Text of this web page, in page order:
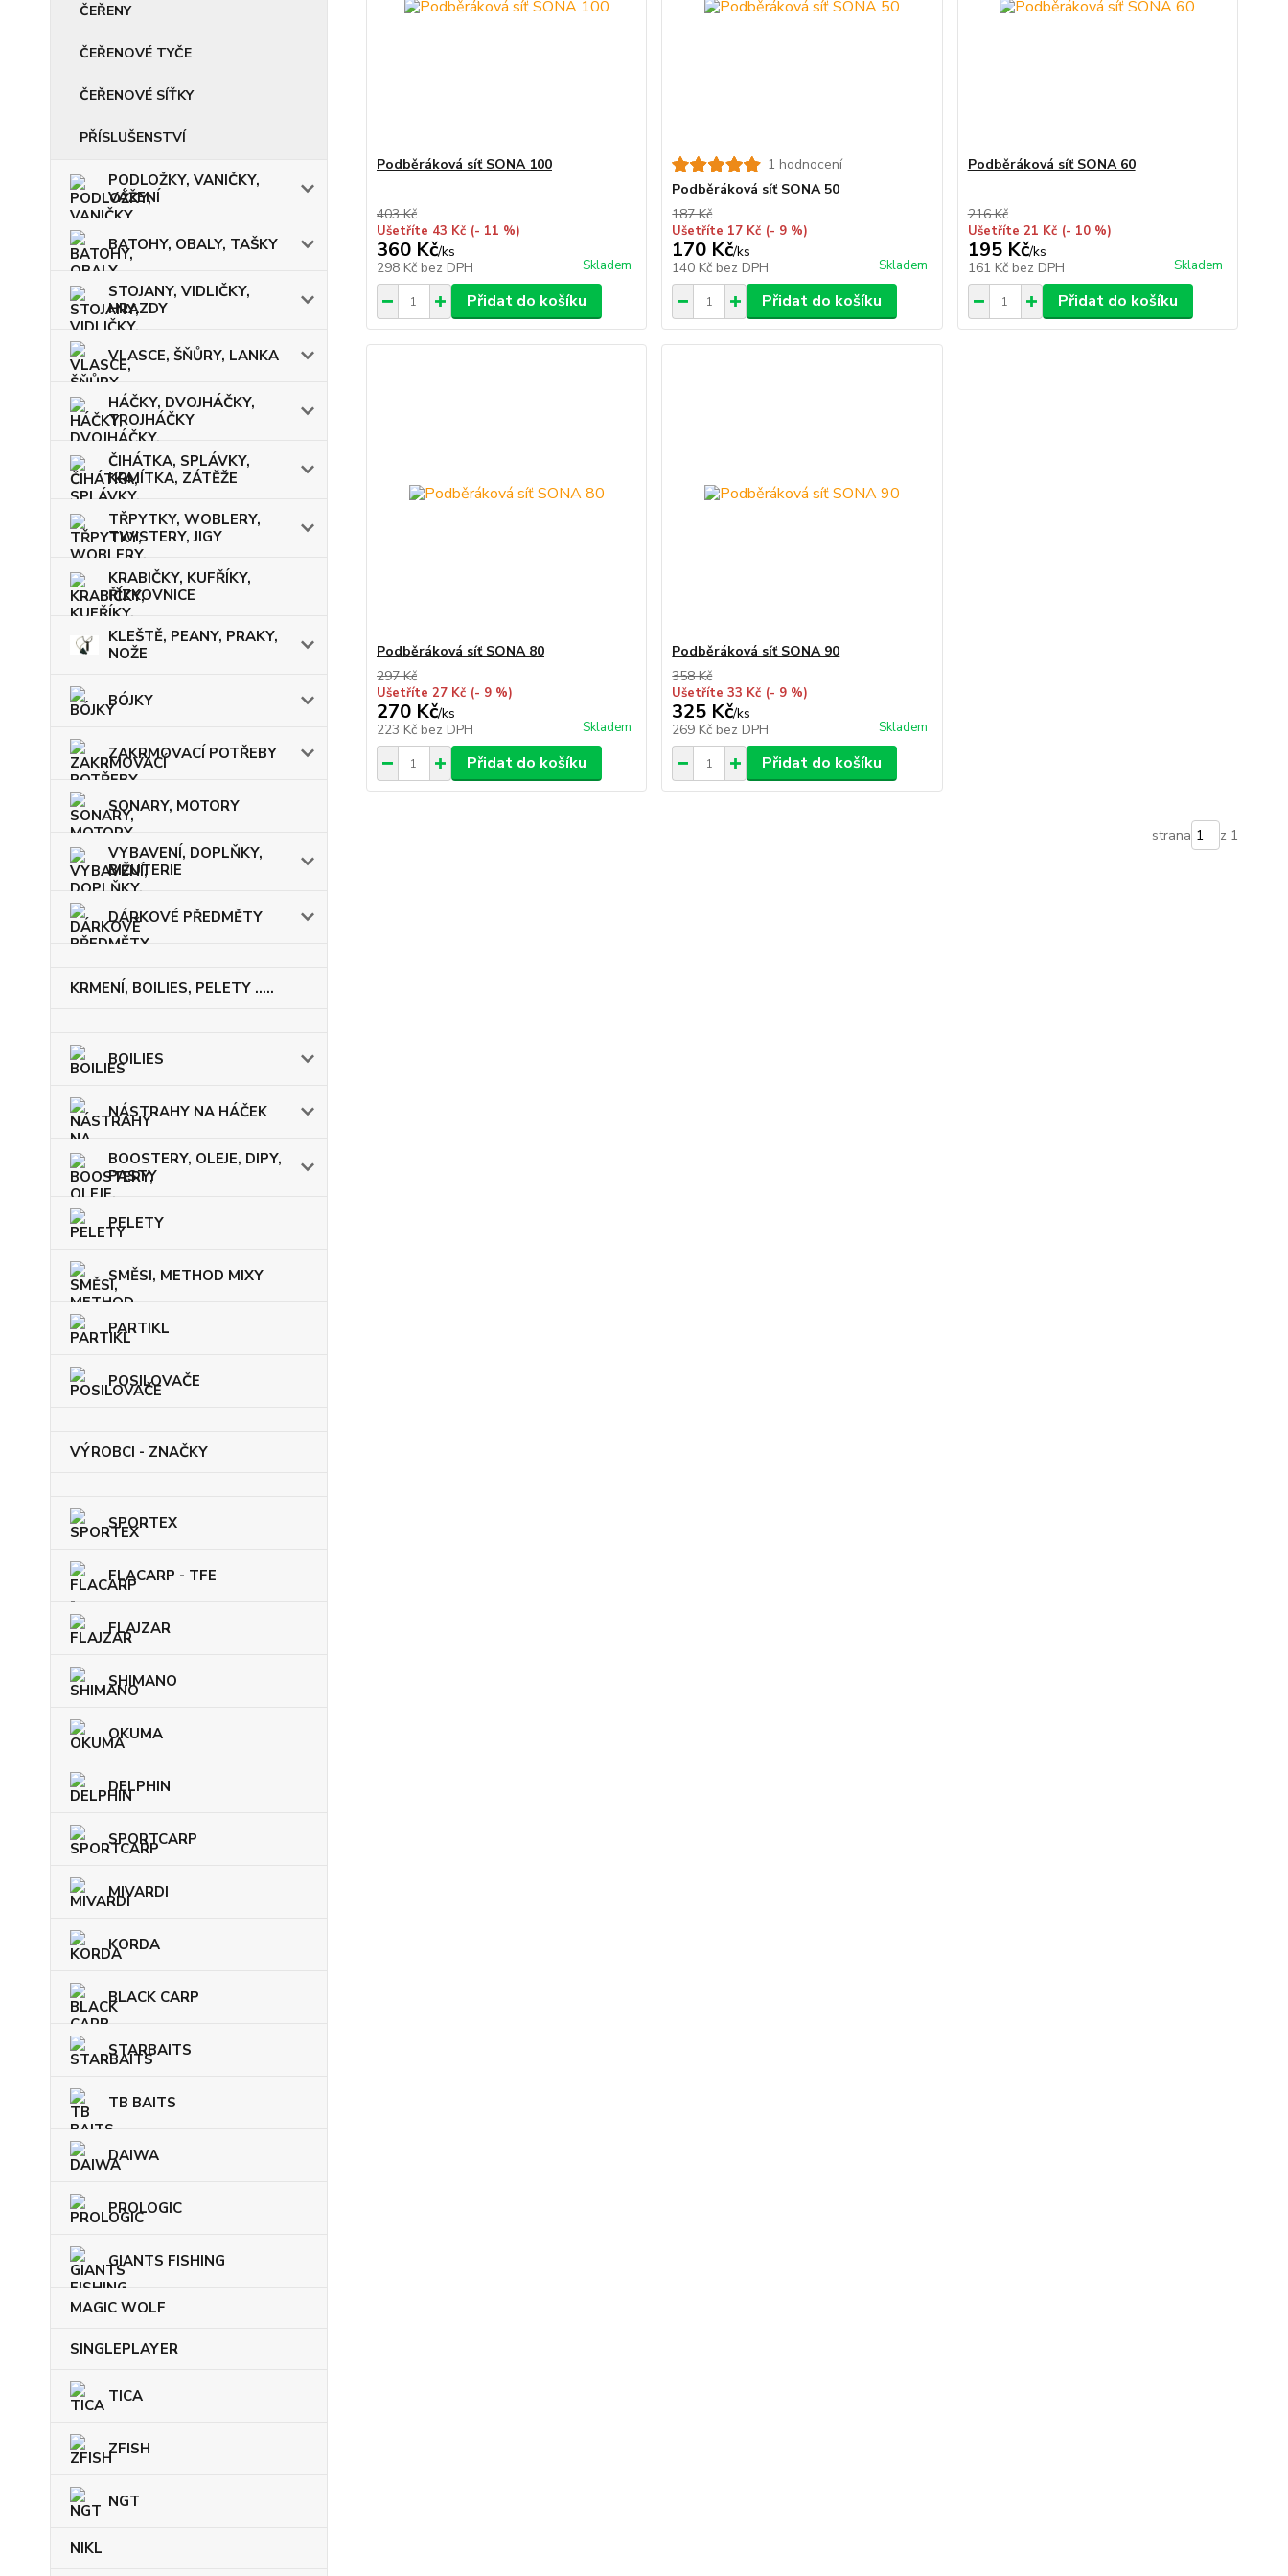
ČEŘENY
ČEŘENOVÉ TYČE
ČEŘENOVÉ SÍŤKY
PŘÍSLUŠENSTVÍ
PODLOŽKY, VANIČKY,
VÁŽENÍ
BATOHY, OBALY, TAŠKY
STOJANY, VIDLIČKY,
HRAZDY
VLASCE, ŠŇŮRY, LANKA
HÁČKY, DVOJHÁČKY,
TROJHÁČKY
ČIHÁTKA, SPLÁVKY,
KRMÍTKA, ZÁTĚŽE
TŘPYTKY, WOBLERY,
TWISTERY, JIGY
KRABIČKY, KUFŘÍKY,
ŘÍZKOVNICE
KLEŠTĚ, PEANY, PRAKY,
NOŽE
BÓJKY
ZAKRMOVACÍ POTŘEBY
SONARY, MOTORY
VYBAVENÍ, DOPLŇKY,
BIŽUTERIE
DÁRKOVÉ PŘEDMĚTY
KRMENÍ, BOILIES, PELETY .....
BOILIES
NÁSTRAHY NA HÁČEK
BOOSTERY, OLEJE, DIPY,
PASTY
PELETY
SMĚSI, METHOD MIXY
PARTIKL
POSILOVAČE
VÝROBCI - ZNAČKY
SPORTEX
FLACARP - TFE
FLAJZAR
SHIMANO
OKUMA
DELPHIN
SPORTCARP
MIVARDI
KORDA
BLACK CARP
STARBAITS
TB BAITS
DAIWA
PROLOGIC
GIANTS FISHING
MAGIC WOLF
SINGLEPLAYER
TICA
ZFISH
NGT
NIKL
Podběráková síť SONA 100
403 Kč
Ušetříte 43 Kč (- 11 %)
360 Kč/ks
298 Kč bez DPH Skladem
Přidat do košíku
1 hodnocení
Podběráková síť SONA 50
187 Kč
Ušetříte 17 Kč (- 9 %)
170 Kč/ks
140 Kč bez DPH Skladem
Přidat do košíku
Podběráková síť SONA 60
216 Kč
Ušetříte 21 Kč (- 10 %)
195 Kč/ks
161 Kč bez DPH Skladem
Přidat do košíku
Podběráková síť SONA 80
297 Kč
Ušetříte 27 Kč (- 9 %)
270 Kč/ks
223 Kč bez DPH Skladem
Přidat do košíku
Podběráková síť SONA 90
358 Kč
Ušetříte 33 Kč (- 9 %)
325 Kč/ks
269 Kč bez DPH Skladem
Přidat do košíku
strana z 1